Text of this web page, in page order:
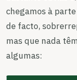
chegamos à
de facto,
mas que nada
algumas: